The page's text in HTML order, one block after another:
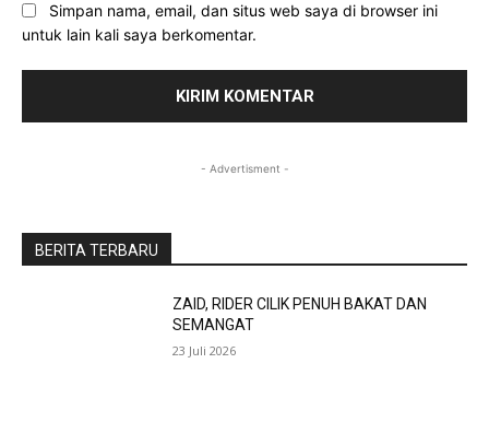
Simpan nama, email, dan situs web saya di browser ini
untuk lain kali saya berkomentar.
- Advertisment -
BERITA TERBARU
ZAID, RIDER CILIK PENUH BAKAT DAN
SEMANGAT
23 Juli 2026